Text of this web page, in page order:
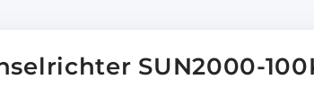
SUN2000-